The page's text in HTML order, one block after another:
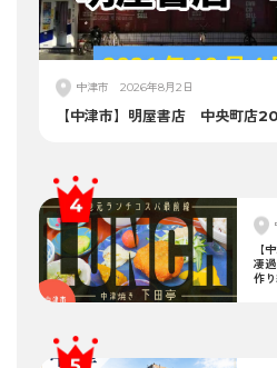
中津市 2026年8月2日
【中津市】明屋書店 中央町店
【
凄
作